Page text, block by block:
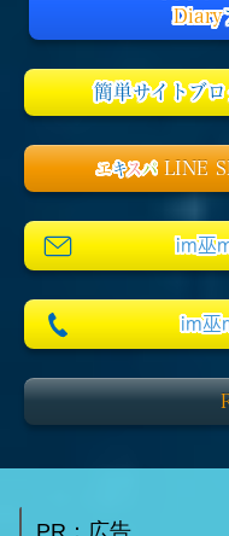
Diary
簡単サイトブ
エキスパ LINE
im巫
im巫